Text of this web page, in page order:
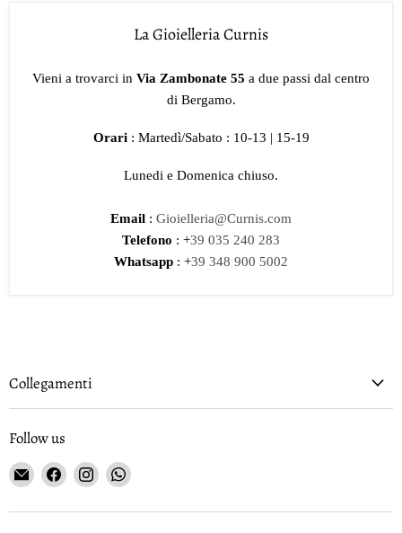
La Gioielleria Curnis
Vieni a trovarci in Via Zambonate 55 a due passi dal centro
di Bergamo.
Orari : Martedì/Sabato : 10-13 | 15-19
Lunedi e Domenica chiuso.
Email : Gioielleria@Curnis.com
Telefono : +39 035 240 283
Whatsapp : +39 348 900 5002
Collegamenti
Follow us
Email
Gioielleria
Curnis
Find
on
Find
on
Find
on